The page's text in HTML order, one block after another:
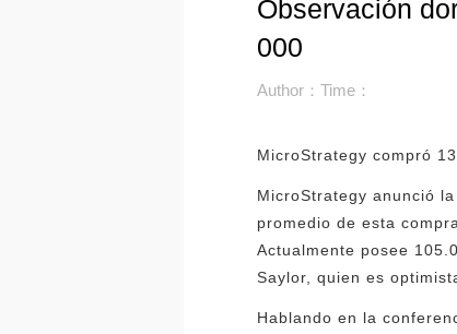
Observación
000
Author：Time：
MicroStrategy compró
MicroStrategy anunció
promedio de esta
Actualmente posee
Saylor, quien es
Hablando en la